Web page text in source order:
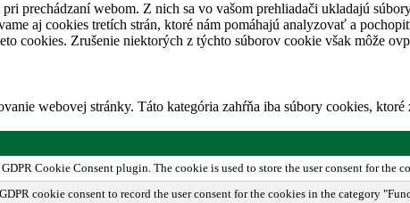
prechádzaní webom. Z nich sa vo vašom prehliadači ukladajú
aj cookies tretích strán, ktoré nám pomáhajú analyzovať a
cookies. Zrušenie niektorých z týchto súborov cookie však môže
webovej stránky. Táto kategória zahŕňa iba súbory cookies,
Cookie Consent plugin. The cookie is used to store the user consent for the
cookie consent to record the user consent for the cookies in the category